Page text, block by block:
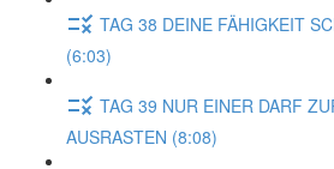
TAG 38 DEINE FÄHIGKEIT
(6:03)
TAG 39 NUR EINER DARF
AUSRASTEN (8:08)